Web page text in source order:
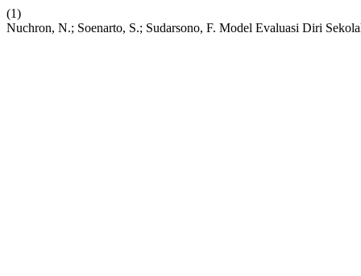
(1)
Nuchron, N.; Soenarto, S.; Sudarsono, F. Model Evaluasi Diri